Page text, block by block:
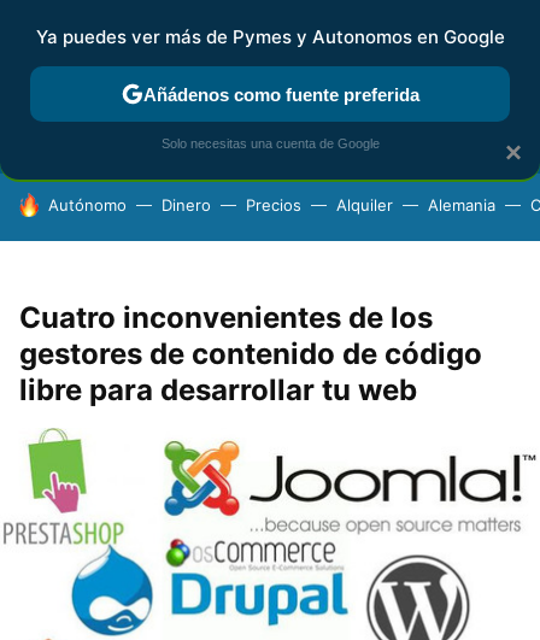
FISCALIDAD Y CONTABILIDAD KIT DIGITAL RENTA
HOY SE HABLA DE
Autónomo Dinero Precios Alquiler Alemania
Cuatro inconvenientes de los
gestores de contenido de código
libre para desarrollar tu web
×
Ya puedes ver más de Pymes y Autonomos en Google
Añádenos como fuente preferida
Solo necesitas una cuenta de Google